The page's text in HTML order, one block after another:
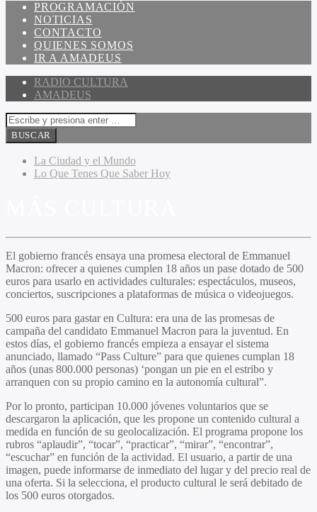
PROGRAMACIÓN
NOTICIAS
CONTACTO
QUIENES SOMOS
IR A AMADEUS
RADIO CULTURA
AMADEUS
La Ciudad y el Mundo
Lo Que Tenes Que Saber Hoy
El gobierno francés ensaya una promesa electoral de Emmanuel
Macron: ofrecer a quienes cumplen 18 años un pase dotado de 500
euros para usarlo en actividades culturales: espectáculos, museos,
conciertos, suscripciones a plataformas de música o videojuegos.
500 euros para gastar en Cultura: era una de las promesas de
campaña del candidato Emmanuel Macron para la juventud. En
estos días, el gobierno francés empieza a ensayar el sistema
anunciado, llamado “Pass Culture” para que quienes cumplan 18
años (unas 800.000 personas) ‘pongan un pie en el estribo y
arranquen con su propio camino en la autonomía cultural”.
Por lo pronto, participan 10.000 jóvenes voluntarios que se
descargaron la aplicación, que les propone un contenido cultural a
medida en función de su geolocalización. El programa propone los
rubros “aplaudir”, “tocar”, “practicar”, “mirar”, “encontrar”,
“escuchar” en función de la actividad. El usuario, a partir de una
imagen, puede informarse de inmediato del lugar y del precio real de
una oferta. Si la selecciona, el producto cultural le será debitado de
los 500 euros otorgados.